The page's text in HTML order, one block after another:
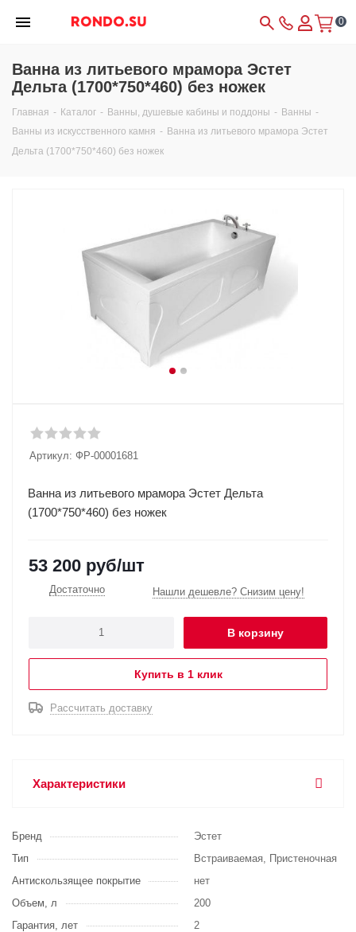
0
Ванна из литьевого мрамора Эстет
Дельта (1700*750*460) без ножек
Главная - Каталог - Ванны, душевые кабины и поддоны - Ванны -
Ванны из искусственного камня - Ванна из литьевого мрамора Эстет
Дельта (1700*750*460) без ножек
Артикул: ФР-00001681
Ванна из литьевого мрамора Эстет Дельта
(1700*750*460) без ножек
53 200 руб/шт
Достаточно Нашли дешевле? Снизим цену!
В корзину
Купить в 1 клик
Рассчитать доставку
Характеристики
Бренд
Эстет
Тип
Встраиваемая, Пристеночная
Антискользящее покрытие
нет
Объем, л
200
Гарантия, лет
2